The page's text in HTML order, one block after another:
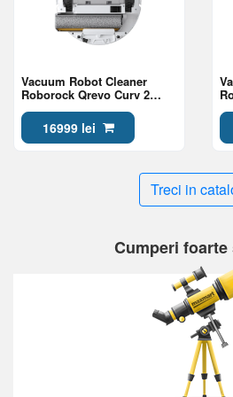
Vacuum Robot Cleaner
Roborock Qrevo Curv 2
Flow, White
16999 lei
Treci in
Cumperi